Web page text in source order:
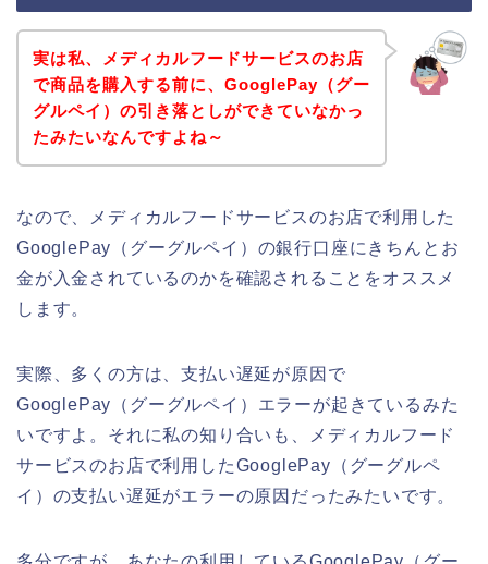
実は私、メディカルフードサービスのお店
で商品を購入する前に、GooglePay（グー
グルペイ）の引き落としができていなかっ
たみたいなんですよね～
なので、メディカルフードサービスのお店で利用した
GooglePay（グーグルペイ）の銀行口座にきちんとお
金が入金されているのかを確認されることをオススメ
します。
実際、多くの方は、支払い遅延が原因で
GooglePay（グーグルペイ）エラーが起きているみた
いですよ。それに私の知り合いも、メディカルフード
サービスのお店で利用したGooglePay（グーグルペ
イ）の支払い遅延がエラーの原因だったみたいです。